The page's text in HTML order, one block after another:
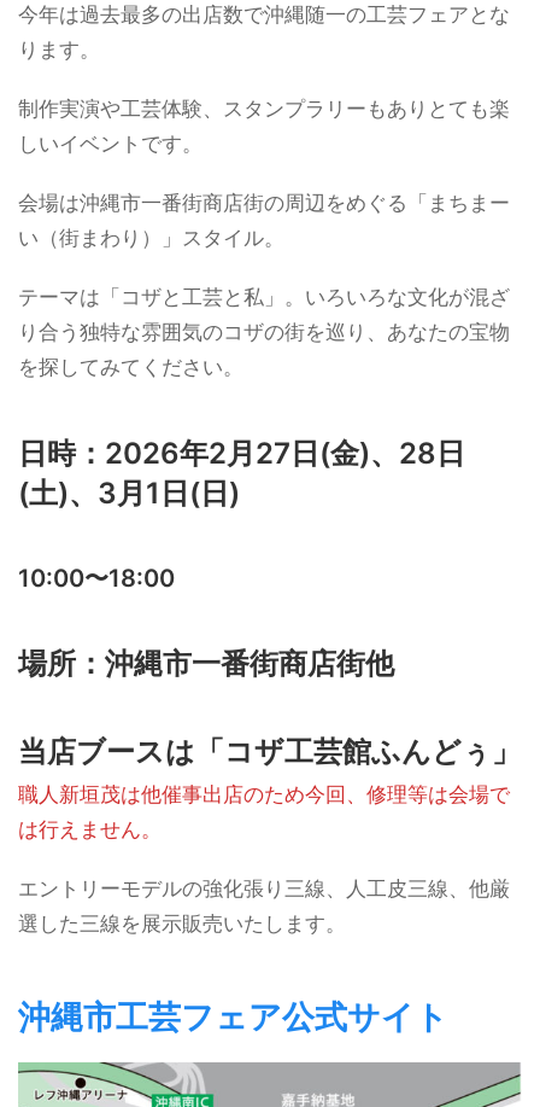
今年は過去最多の出店数で沖縄随一の工芸フェアとな
ります。
制作実演や工芸体験、スタンプラリーもありとても楽
しいイベントです。
会場は沖縄市一番街商店街の周辺をめぐる「まちまー
い（街まわり）」スタイル。
テーマは「コザと工芸と私」。いろいろな文化が混ざ
り合う独特な雰囲気のコザの街を巡り、あなたの宝物
を探してみてください。
日時：2026年2月27日(金)、28日
(土)、3月1日(日)
10:00〜18:00
場所：沖縄市一番街商店街他
当店ブースは「コザ工芸館ふんどぅ」
職人新垣茂は他催事出店のため今回、修理等は会場で
は行えません。
エントリーモデルの強化張り三線、人工皮三線、他厳
選した三線を展示販売いたします。
沖縄市工芸フェア公式サイト